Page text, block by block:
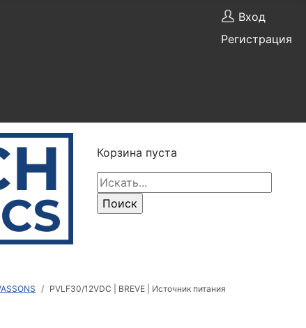
Вход
Регистрация
Корзина пуста
PVLF30/12VDC | BREVE | Источник питания